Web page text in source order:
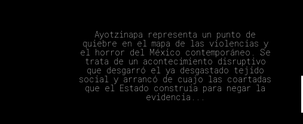
Ayotzinapa representa un punto de
quiebre en el mapa de las violencias y
el horror del México contemporáneo. Se
trata de un acontecimiento disruptivo
que desgarró el ya desgastado tejido
social y arrancó de cuajo las coartadas
que el Estado construía para negar la
evidencia...